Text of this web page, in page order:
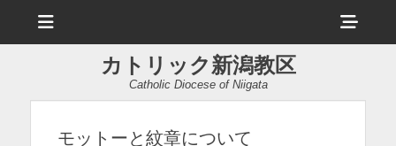
ュ
ヘ
ッ
ー
カトリック新潟教区
Catholic Diocese of Niigata
モットーと紋章について